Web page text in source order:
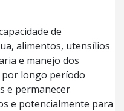
de
alimentos, utensílios
e manejo dos
longo período
e permanecer
e potencialmente para